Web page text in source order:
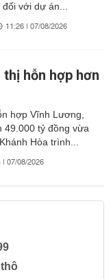
đối với dự án...
11:26 | 07/08/2026
hỗn hợp hơn
hợp Vĩnh Lương,
49.000 tỷ đồng vừa
Hòa trình...
| 07/08/2026